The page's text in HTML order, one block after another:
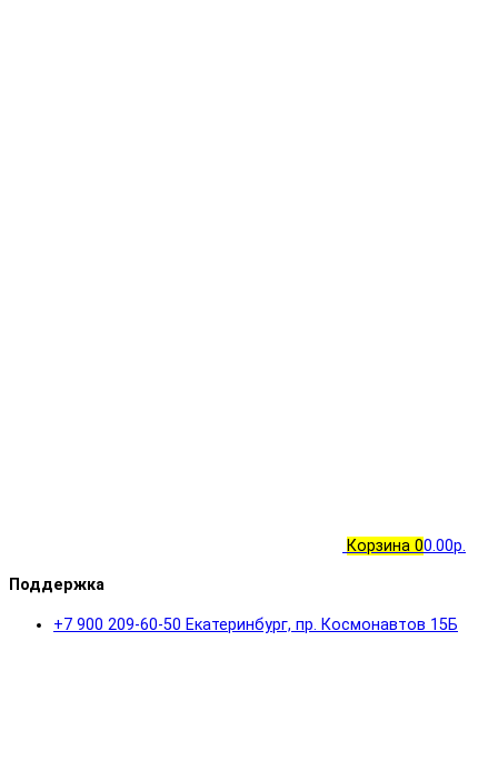
Корзина 00.00р.
Поддержка
+7 900 209-60-50 Екатеринбург, пр. Космонавтов 15Б